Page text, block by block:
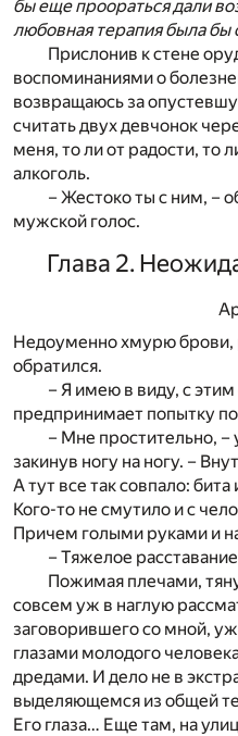
бы еще проораться дали
любовная терапия была бы
Прислонив к стене
воспоминаниями о
возвращаюсь за
считать двух девчонок
меня, то ли от радости, то
алкоголь.
– Жестоко ты с ним, –
мужской голос.
Глава 2.
Недоуменно хмурю брови,
обратился.
– Я имею в виду, с
предпринимает попытку
– Мне простительно,
закинув ногу на ногу. –
А тут все так совпало:
Кого-то не смутило и с
Причем голыми руками и
– Тяжелое
Пожимая плечами,
совсем уж в наглую
заговорившего со мной,
глазами молодого
дредами. И дело не в
выделяющемся из общей
Его глаза… Еще там, на